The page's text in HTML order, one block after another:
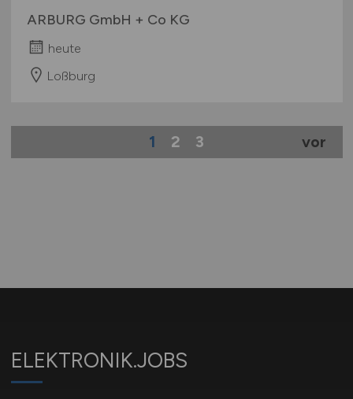
ARBURG GmbH + Co KG
heute
Loßburg
1 2 3 vor
ELEKTRONIK.JOBS